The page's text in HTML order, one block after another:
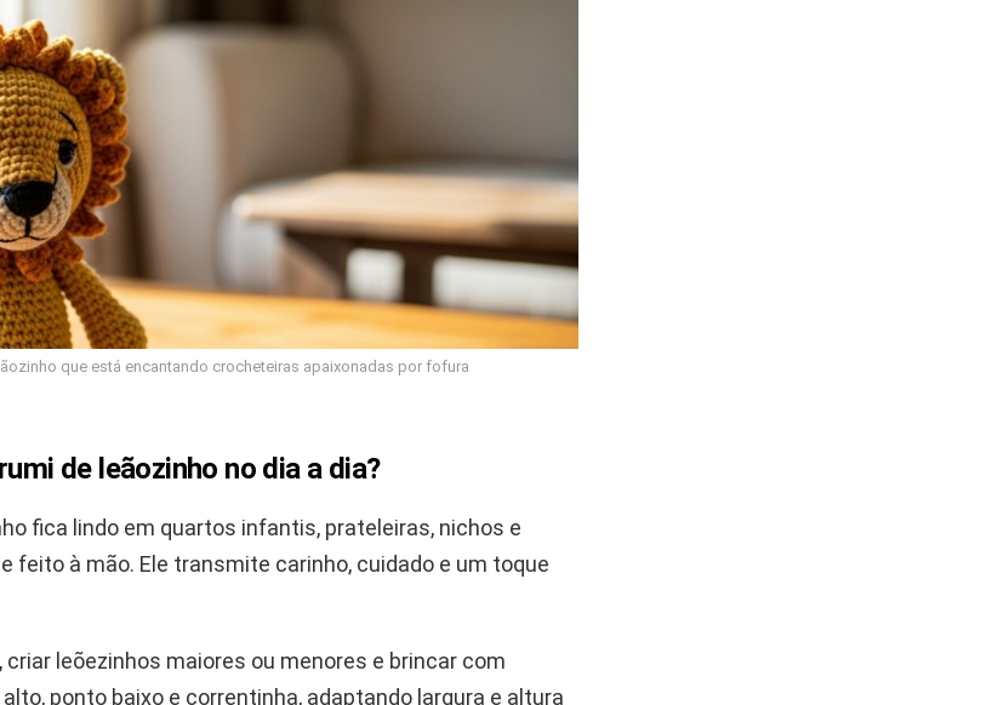
que está encantando crocheteiras apaixonadas por fofura
de leãozinho no dia a dia?
fica lindo em quartos infantis, prateleiras, nichos e
feito à mão. Ele transmite carinho, cuidado e um toque
criar leõezinhos maiores ou menores e brincar com
ponto baixo e correntinha, adaptando largura e altura